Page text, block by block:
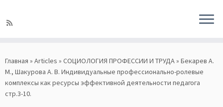
to
content
Главная » Articles » СОЦИОЛОГИЯ ПРОФЕССИИ И ТРУДА» Бекарев А.
М., Шакурова А. В. Индивидуальные профессионально-ролевые
комплексы как ресурсы эффективной деятельности педагога
стр.3-10.